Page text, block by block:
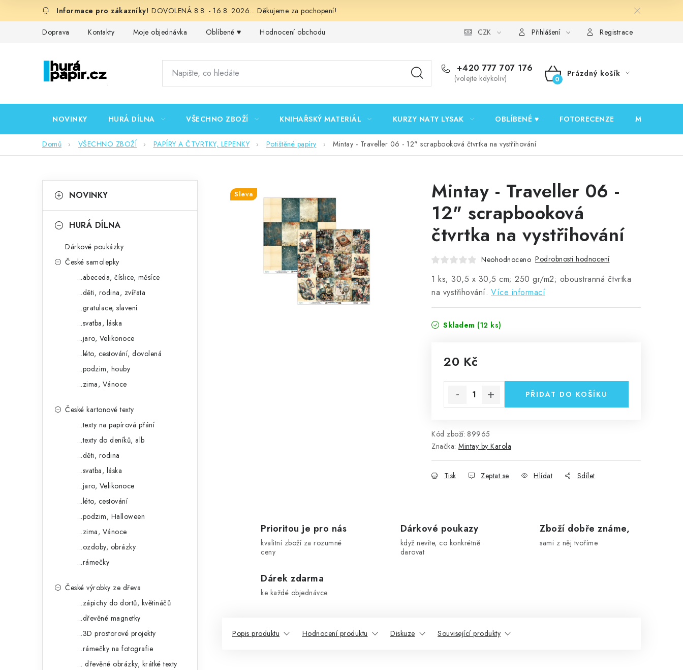
DOVOLENÁ 8.8. - 16.8. 2026... Děkujeme za pochopení!
Doprava Kontakty Moje objednávka Oblíbené ♥️ Hodnocení obchodu Podmínky ochrany osobních údajů Ověřování recenzí
CZK Přihlášení Registrace
+420 777 707 176
(volejte kdykoliv)
NÁKUPNÍ
Prázdný košík
NOVINKY HURÁ DÍLNA VŠECHNO ZBOŽÍ KNIHAŘSKÝ MATERIÁL KURZY NATY LYSAK OBLÍBENÉ ♥️ FOTORECENZE MOJE
Domů VŠECHNO ZBOŽÍ PAPÍRY A ČTVRTKY, LEPENKY Potištěné papíry Mintay - Traveller 06 - 12" scrapbooková čtvrtka na vystřihování
okategorie
a
NOVINKY
HURÁ DÍLNA
Dárkové poukázky
České samolepky
...abeceda, číslice, měsíce
...děti, rodina, zvířata
...gratulace, slavení
...svatba, láska
...jaro, Velikonoce
...léto, cestování, dovolená
...podzim, houby
...zima, Vánoce
České kartonové texty
...texty na papírová přání
...texty do deníků, alb
...děti, rodina
...svatba, láska
...jaro, Velikonoce
...léto, cestování
...podzim, Halloween
...zima, Vánoce
...ozdoby, obrázky
...rámečky
České výrobky ze dřeva
...zápichy do dortů, květináčů
...dřevěné magnetky
...3D prostorové projekty
...rámečky na fotografie
... dřevěné obrázky, krátké texty
Mintay - Traveller 06 -
12" scrapbooková
čtvrtka na vystřihování
Neohodnoceno Podrobnosti hodnocení
1 ks; 30,5 x 30,5 cm; 250 gr/m2; oboustranná čtvrtka
na vystřihování. Více informací
Skladem (12 ks)
20 Kč
PŘIDAT DO KOŠÍKU
Kód zboží: 89965
Značka: Mintay by Karola
Tisk Zeptat se Hlídat Sdílet
Sleva
Prioritou je pro nás
kvalitní zboží za rozumné
ceny
Dárkové poukazy
když nevíte, co konkrétně
darovat
Zboží dobře známe,
sami z něj tvoříme
Dárek zdarma
ke každé objednávce
Popis produktu Hodnocení produktu Diskuze Související produkty